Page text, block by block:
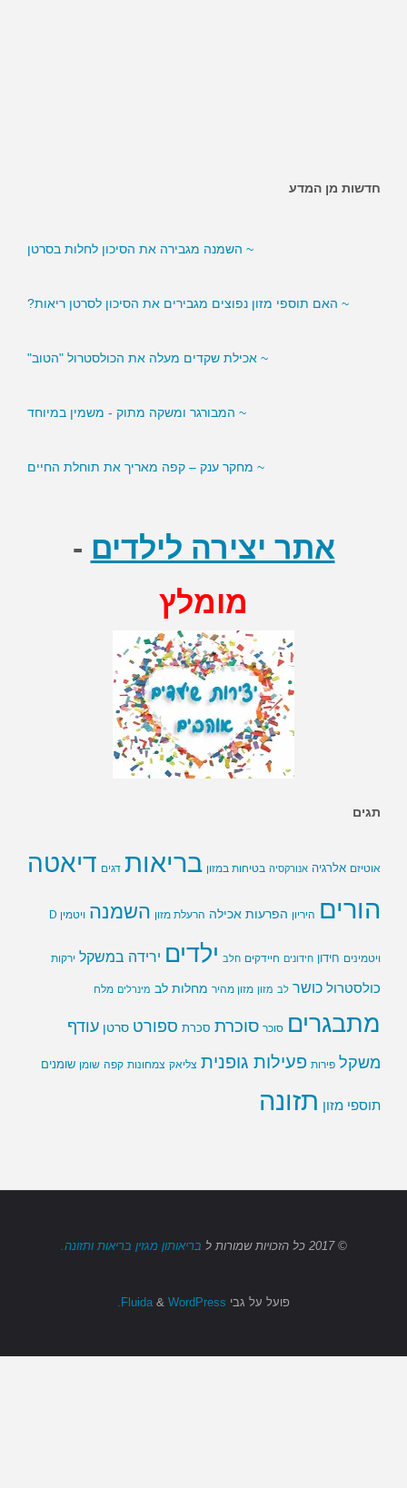
חדשות מן המדע
~ האם ממתיקים מלאכותיים מגבירים את הסיכון לסוכרת?
~ השמנה מגבירה את הסיכון לחלות בסרטן
~ האם תוספי מזון נפוצים מגבירים את הסיכון לסרטן ריאות?
~ אכילת שקדים מעלה את הכולסטרול "הטוב"
~ מחקר ענק – קפה מאריך את תוחלת החיים
אתר יצירה לילדים -
מומלץ
תגים
אוטיזם אלרגיה אנורקסיה בטיחות במזון בריאות דגים דיאטה
הורים היריון הפרעות אכילה הרעלת מזון השמנה ויטמין D
ויטמינים חידון חידונים חיידקים חלב ילדים ירידה במשקל ירקות
כולסטרול כושר לב מזון מזון מהיר מחלות לב מינרלים מלח
מתבגרים סוכר סוכרת סכרת ספורט סרטן עודף
משקל פירות פעילות גופנית צליאק צמחונות קפה שומן שומנים
תוספי מזון תזונה
© 2017 כל הזכויות שמורות ל בריאותון מגזין בריאות ותזונה.
פועל על גבי & WordPress.